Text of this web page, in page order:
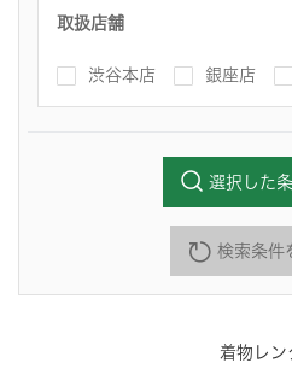
取扱店舗
渋谷本店 銀座店
検索条件
選択した
着物レン